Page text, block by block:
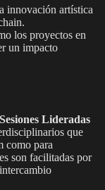
innovación artística
los proyectos en
un impacto
Sesiones Lideradas
que
como para
son facilitadas por